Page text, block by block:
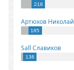
216
Артюхов Николай
185
Sall Славиков
136